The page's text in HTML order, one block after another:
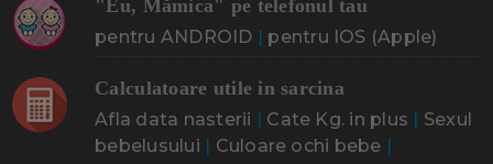
"Eu, Mămica" pe telefonul tau
pentru ANDROID | pentru IOS (Apple)
Calculatoare utile in sarcina
Afla data nasterii | Cate Kg. in plus | Sexul
bebelusului | Culoare ochi bebe |